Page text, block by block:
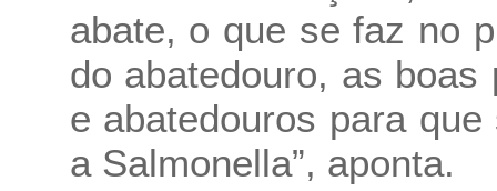
abate, o que se faz no
do abatedouro, as
e abatedouros para
a Salmonella”, aponta.